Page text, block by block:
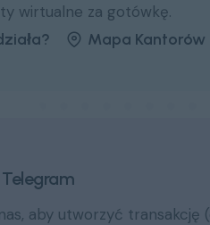
wirtualne za gotówkę.
Mapa Kantorów
, aby utworzyć transakcję